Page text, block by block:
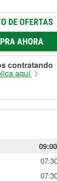
DE OFERTAS
AHORA
contratando
aquí